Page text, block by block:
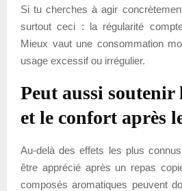
Si tu cherches à agir
surtout ceci : la régularité
Mieux vaut une consommation
usage excessif ou irrégulier.
Peut aussi soutenir
et le confort après
Au-delà des effets les plus
être apprécié après un repas
composés aromatiques peuvent